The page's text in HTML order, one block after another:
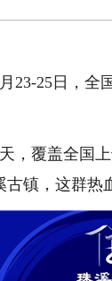
23-25日，
，覆盖全国
镇，这群